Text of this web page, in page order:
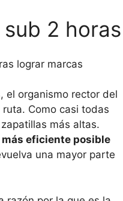
2 horas
, el organismo rector del
Como casi todas
más altas.
eficiente posible
una mayor parte